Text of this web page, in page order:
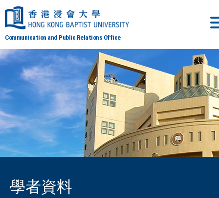
Communication and Public Relations Office
學者資料